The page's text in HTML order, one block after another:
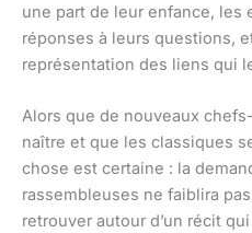
une part de leur enfance, les
réponses à leurs questions,
représentation des liens qui
Alors que de nouveaux
naître et que les classiques
chose est certaine : la
rassembleuses ne faiblira
retrouver autour d’un récit